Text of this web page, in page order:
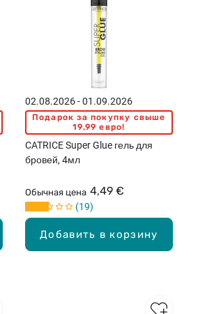
Добавить в корзину
02.08.2026 - 01.09.2026
Подарок за покупку свыше
19,99 евро!
CATRICE Super Glue гель для
бровей, 4мл
Обычная цена 4,49 €
19